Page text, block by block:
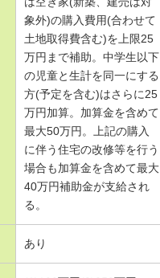
象外)の購入費用(合わせて
土地取得費含む)を上限25
万円まで補助。中学生以下
の児童と生計を同一にする
方(予定を含む)はさらに25
万円加算。加算金を含めて
最大50万円。上記の購入
に伴う住宅の改修等を行う
場合も加算金を含めて最大
40万円補助金が支給され
る。
あり